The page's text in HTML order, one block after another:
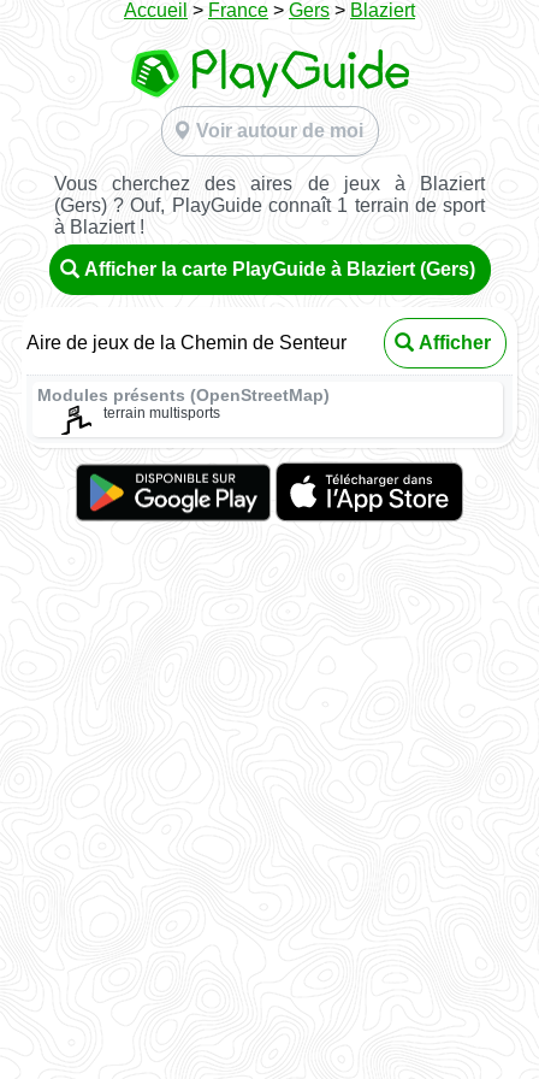
Accueil > France > Gers > Blaziert
Voir autour de moi
Vous cherchez des aires de jeux à Blaziert
(Gers) ? Ouf, PlayGuide connaît 1 terrain de sport
à Blaziert !
Afficher la carte PlayGuide à Blaziert (Gers)
Aire de jeux de la Chemin de Senteur Afficher
Modules présents (OpenStreetMap)
terrain multisports